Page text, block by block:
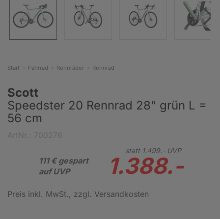
Start Fahrrad Rennräder Rennrad
Scott
Speedster 20 Rennrad 28" grün L =
56 cm
111 € gespart
auf UVP
statt 1.499.-UVP
1.388.-
Preis inkl. MwSt. , zzgl. Versandkosten